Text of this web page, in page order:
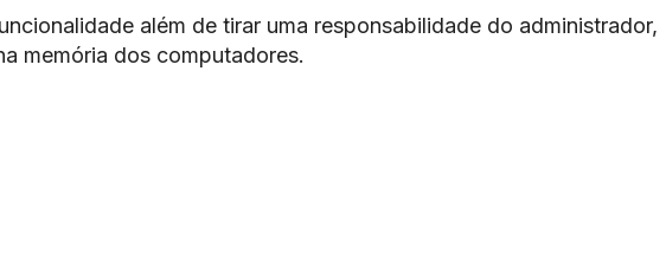
além de tirar uma responsabilidade do administrador,
memória dos computadores.